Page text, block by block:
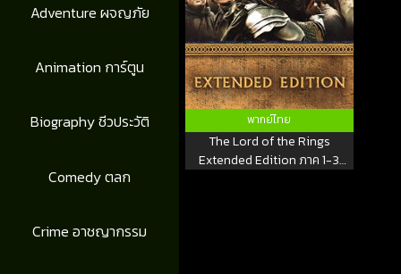
Adventure ผจญภัย
Animation การ์ตูน
Biography ชีวประวัติ
Comedy ตลก
Crime อาชญากรรม
พากย์ไทย
The Lord of the Rings
Extended Edition ภาค 1-3